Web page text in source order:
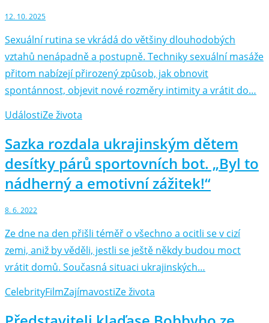
12. 10. 2025
Sexuální rutina se vkrádá do většiny dlouhodobých
vztahů nenápadně a postupně. Techniky sexuální masáže
přitom nabízejí přirozený způsob, jak obnovit
spontánnost, objevit nové rozměry intimity a vrátit do…
UdálostiZe života
Sazka rozdala ukrajinským dětem
desítky párů sportovních bot. „Byl to
nádherný a emotivní zážitek!“
8. 6. 2022
Ze dne na den přišli téměř o všechno a ocitli se v cizí
zemi, aniž by věděli, jestli se ještě někdy budou moct
vrátit domů. Současná situaci ukrajinských…
CelebrityFilmZajímavostiZe života